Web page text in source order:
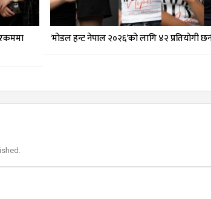
‘मोडल हन्ट नेपाल २०२६’को लागि ४२ प्रतियोगी